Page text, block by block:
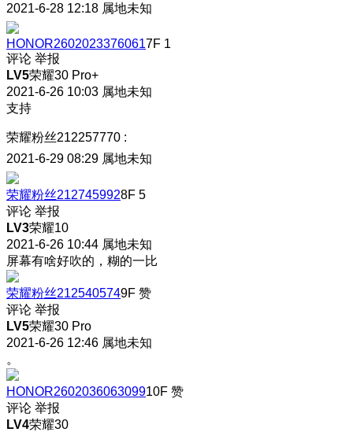
2021-6-28 12:18 属地未知
HONOR26020233760617F 1
评论 举报
LV5荣耀30 Pro+
2021-6-26 10:03 属地未知
支持
荣耀粉丝212257770 :
2021-6-29 08:29 属地未知
荣耀粉丝2127459928F 5
评论 举报
LV3荣耀10
2021-6-26 10:44 属地未知
屏幕有啥好吹的，糊的一比
荣耀粉丝2125405749F 赞
评论 举报
LV5荣耀30 Pro
2021-6-26 12:46 属地未知
。
HONOR260203606309910F 赞
评论 举报
LV4荣耀30